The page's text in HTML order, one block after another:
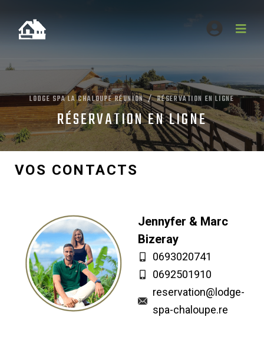
LODGE SPA LA CHALOUPE RÉUNION RÉSERVATION EN LIGNE
RÉSERVATION EN LIGNE
VOS CONTACTS
Jennyfer & Marc
Bizeray
0693020741
0692501910
reservation@lodge-
spa-chaloupe.re